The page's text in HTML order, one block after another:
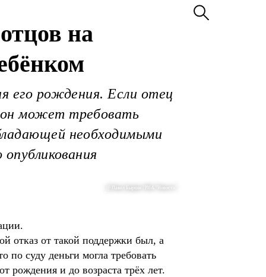
на
его рождения. Если отец
он может требовать
необходимыми
@ Павел Быркин / РИА "Новости"
отказ от такой поддержки был, а
суду деньги могла требовать
рождения и до возраста трёх лет.